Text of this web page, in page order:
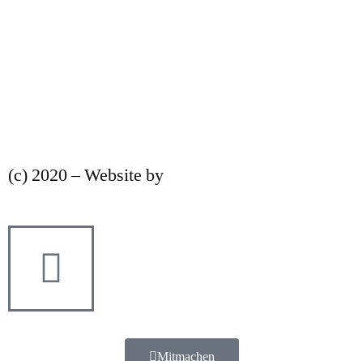
(c) 2020 – Website by
Mitmachen